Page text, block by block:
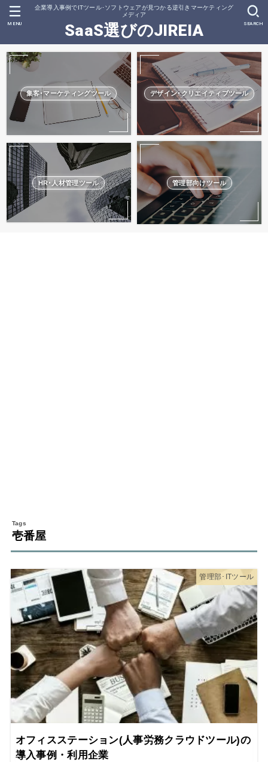
企業導入事例でITツール･ソフトウェアが見つかる逆引きマーケティング
メディア
SaaS選びのJIREIA SEARCH
MENU
集客･マーケティングツール デザイン･クリエイティブツール
HR･人材管理ツール 管理部向けツール
壱番屋
管理部･ITツール
オフィスステーション(人事労務クラウドツール)の
導入事例・利用企業